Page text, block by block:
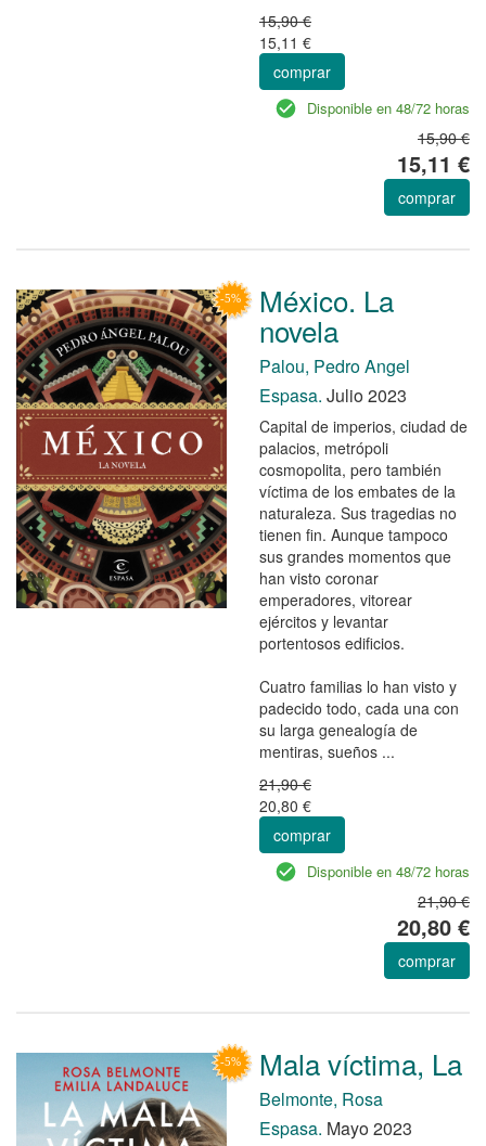
15,90 €
15,11 €
comprar
Disponible en 48/72 horas
15,90 €
15,11 €
comprar
México. La
novela
Palou, Pedro Angel
Espasa. Julio 2023
Capital de imperios, ciudad de
palacios, metrópoli
cosmopolita, pero también
víctima de los embates de la
naturaleza. Sus tragedias no
tienen fin. Aunque tampoco
sus grandes momentos que
han visto coronar
emperadores, vitorear
ejércitos y levantar
portentosos edificios.
Cuatro familias lo han visto y
padecido todo, cada una con
su larga genealogía de
mentiras, sueños ...
21,90 €
20,80 €
comprar
Disponible en 48/72 horas
21,90 €
20,80 €
comprar
Mala víctima, La
Belmonte, Rosa
Espasa. Mayo 2023